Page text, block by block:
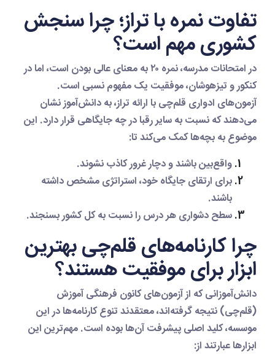
تفاوت نمره با تراز؛ چرا سنجش
کشوری مهم است؟
در امتحانات مدرسه، نمره ۲۰ به معنای عالی بودن است، اما در
کنکور و تیزهوشان، موفقیت یک مفهوم نسبی است.
آزمون‌های ادواری قلم‌چی با ارائهتراز، به دانش‌آموز نشان
می‌دهند که نسبت به سایر رقبا در چه جایگاهی قرار دارد. این
موضوع به بچه‌ها کمک می‌کند تا:
واقع‌بینباشند و دچار غرور کاذب نشوند.
برای ارتقای جایگاه خود،استراتژیمشخص داشته
باشند.
سطح دشواری هر درس را نسبت به کل کشور بسنجند.
چرا کارنامه‌های قلم‌چی بهترین
ابزار برای موفقیت هستند؟
دانش‌آموزانی که از آزمون‌های کانون فرهنگی آموزش
(قلم‌چی) نتیجه گرفته‌اند، معتقدند تنوع کارنامه‌ها در این
موسسه، کلید اصلی پیشرفت آن‌ها بوده است. مهم‌ترین این
ابزارها عبارتند از: